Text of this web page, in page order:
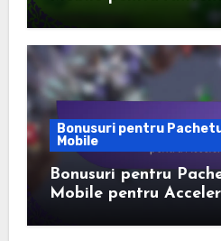
Bonusuri pentru
Mobile
Bonusuri pentru
Mobile pentru